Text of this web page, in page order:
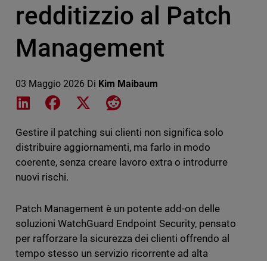
redditizzio al Patch
Management
03 Maggio 2026 Di Kim Maibaum
Share on LinkedIn
Share on Facebook
Share on XShare on Reddit
Gestire il patching sui clienti non significa solo
distribuire aggiornamenti, ma farlo in modo
coerente, senza creare lavoro extra o introdurre
nuovi rischi.
Patch Management è un potente add-on delle
soluzioni WatchGuard Endpoint Security, pensato
per rafforzare la sicurezza dei clienti offrendo al
tempo stesso un servizio ricorrente ad alta